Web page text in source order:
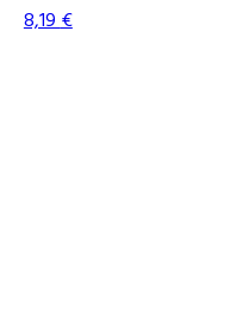
8,19€